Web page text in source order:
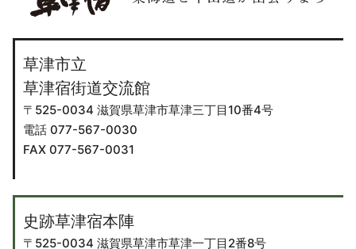
草津市立
草津宿街道交流館
〒525-0034 滋賀県草津市草津三丁目10番4号
電話 077-567-0030
FAX 077-567-0031
史跡草津宿本陣
〒525-0034 滋賀県草津市草津一丁目2番8号